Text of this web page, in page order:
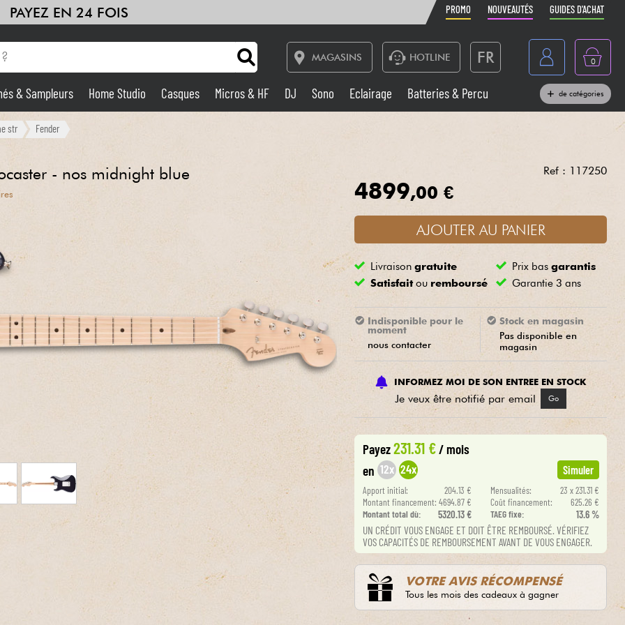
PAYEZ EN 24 FOIS PROMO NOUVEAUTÉS GUIDES D'ACHAT
MAGASINS HOTLINE FR
Belgique
België
Nederland
0
Amplis & Effets
Home Studio
Sono
Batteries & Percu Vents
Câbles & Access.
Packs
Voir nos marques
& Sampleurs Home Studio Casques Micros & HF DJ Sono Eclairage Batteries & Percu de catégories
str Fender
- nos midnight blue Ref : 117250
4899,00 €
AJOUTER AU PANIER
Livraisongratuite Prix bas garantis
Satisfaitou remboursé Garantie 3 ans
Indisponible pour le
moment
nous contacter
Stock en magasin
Pas disponible en
magasin
INFORMEZ MOI DE SON ENTREE EN STOCK
Je veux être notifié par email Go
Payez231.31 €/ mois
en 12x 24x Simuler
Apport initial: 204.13 € Mensualités:
23 x 231.31 €
Montant financement: 4694.87 € Coût financement:
625.26 €
Montant total dù:
5320.13 € TAEG fixe: 13.6 %
UN CRÉDIT VOUS ENGAGE ET DOIT ÊTRE REMBOURSÉ. VÉRIFIEZ
VOS CAPACITÉS DE REMBOURSEMENT AVANT DE VOUS ENGAGER.
VOTRE AVIS RÉCOMPENSÉ
Tous les mois des cadeaux à gagner